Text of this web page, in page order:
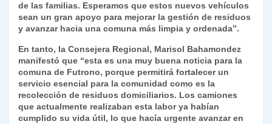
de las familias. Esperamos que estos nuevos vehículos
sean un gran apoyo para mejorar la gestión de residuos
y avanzar hacia una comuna más limpia y ordenada”.
En tanto, la Consejera Regional, Marisol Bahamondez
manifestó que “esta es una muy buena noticia para la
comuna de Futrono, porque permitirá fortalecer un
servicio esencial para la comunidad como es la
recolección de residuos domiciliarios. Los camiones
que actualmente realizaban esta labor ya habían
cumplido su vida útil, lo que hacía urgente avanzar en